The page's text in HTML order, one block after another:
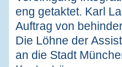
eng getaktet. Karl
Auftrag von
Die Löhne der
an die Stadt